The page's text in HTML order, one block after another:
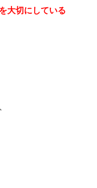
大切にしている